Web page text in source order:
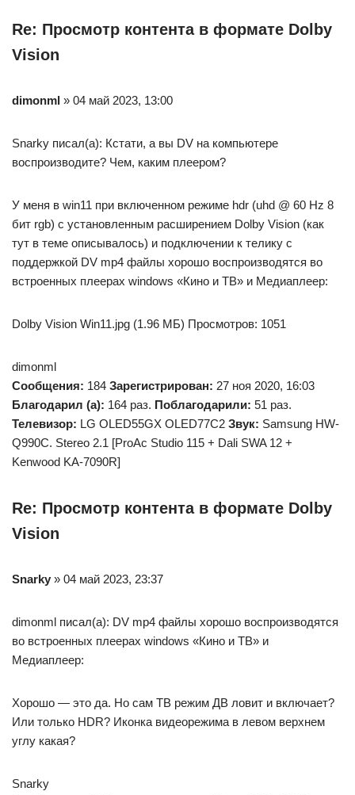
Re: Просмотр контента в формате Dolby
Vision
dimonml » 04 май 2023, 13:00
Snarky писал(а): Кстати, а вы DV на компьютере
воспроизводите? Чем, каким плеером?
У меня в win11 при включенном режиме hdr (uhd @ 60 Hz 8
бит rgb) с установленным расширением Dolby Vision (как
тут в теме описывалось) и подключении к телику с
поддержкой DV mp4 файлы хорошо воспроизводятся во
встроенных плеерах windows «Кино и ТВ» и Медиаплеер:
Dolby Vision Win11.jpg (1.96 МБ) Просмотров: 1051
dimonml
Сообщения: 184 Зарегистрирован: 27 ноя 2020, 16:03
Благодарил (а): 164 раз. Поблагодарили: 51 раз.
Телевизор: LG OLED55GX OLED77C2 Звук: Samsung HW-
Q990C. Stereo 2.1 [ProAc Studio 115 + Dali SWA 12 +
Kenwood KA-7090R]
Re: Просмотр контента в формате Dolby
Vision
Snarky » 04 май 2023, 23:37
dimonml писал(а): DV mp4 файлы хорошо воспроизводятся
во встроенных плеерах windows «Кино и ТВ» и
Медиаплеер:
Хорошо — это да. Но сам ТВ режим ДВ ловит и включает?
Или только HDR? Иконка видеорежима в левом верхнем
углу какая?
Snarky